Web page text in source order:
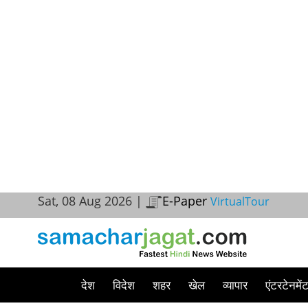
Sat, 08 Aug 2026 | E-Paper VirtualTour
देश विदेश शहर खेल व्यापार एंटरटेनमेंट